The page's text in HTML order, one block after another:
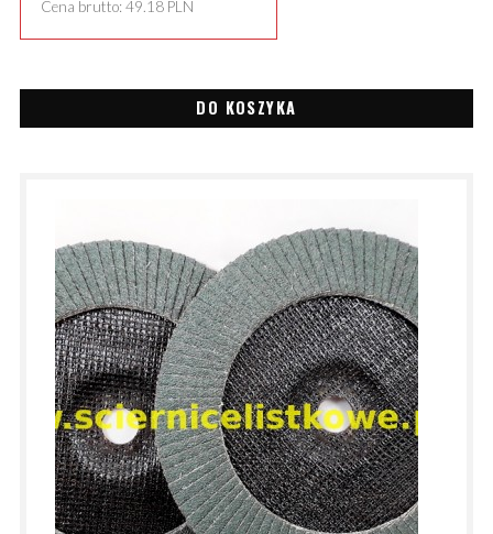
Cena brutto: 49.18 PLN
DO KOSZYKA